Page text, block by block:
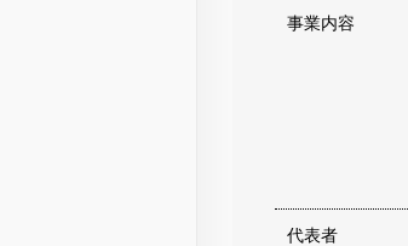
事業内容
代表者